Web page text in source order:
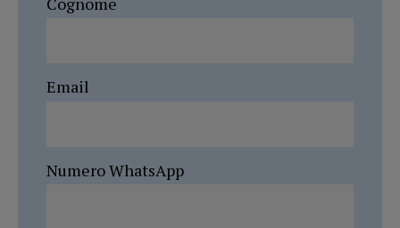
Email
Numero WhatsApp